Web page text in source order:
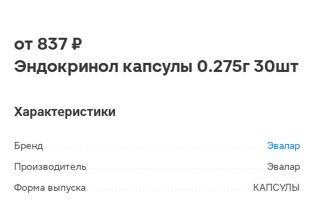
от 837 ₽
Эндокринол капсулы 0.275г 30шт
Характеристики
Бренд
Эвалар
Производитель
Эвалар
Форма выпуска
КАПСУЛЫ